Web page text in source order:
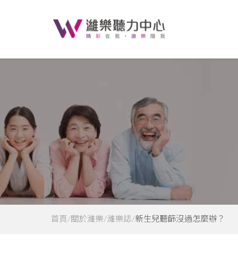
首頁 關於濰樂 濰樂誌 新生兒聽篩沒過怎麼辦？